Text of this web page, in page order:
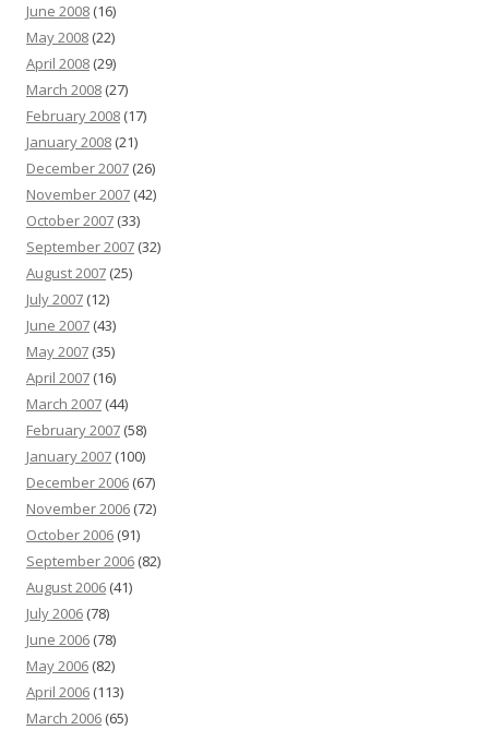
June 2008 (16)
May 2008 (22)
April 2008 (29)
March 2008 (27)
February 2008 (17)
January 2008 (21)
December 2007 (26)
November 2007 (42)
October 2007 (33)
September 2007 (32)
August 2007 (25)
July 2007 (12)
June 2007 (43)
May 2007 (35)
April 2007 (16)
March 2007 (44)
February 2007 (58)
January 2007 (100)
December 2006 (67)
November 2006 (72)
October 2006 (91)
September 2006 (82)
August 2006 (41)
July 2006 (78)
June 2006 (78)
May 2006 (82)
April 2006 (113)
March 2006 (65)